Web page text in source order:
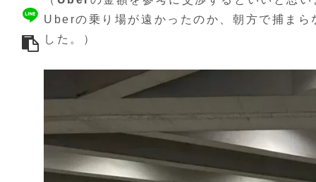
Uberの乗り場が遠かったのか、朝方で捕ま
した。）